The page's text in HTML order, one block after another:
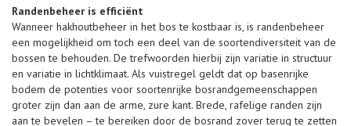
Randenbeheer is efficiënt
Wanneer hakhoutbeheer in het bos te kostbaar is, is randenbeheer
een mogelijkheid om toch een deel van de soortendiversiteit van de
bossen te behouden. De trefwoorden hierbij zijn variatie in structuur
en variatie in lichtklimaat. Als vuistregel geldt dat op basenrijke
bodem de potenties voor soortenrijke bosrandgemeenschappen
groter zijn dan aan de arme, zure kant. Brede, rafelige randen zijn
aan te bevelen – te bereiken door de bosrand zover terug te zetten